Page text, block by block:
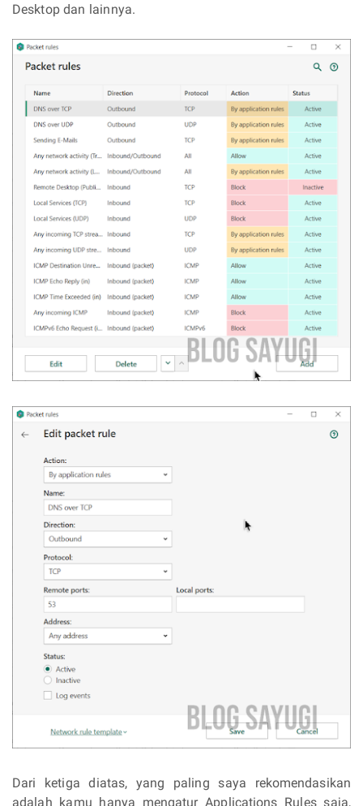
Desktop dan lainnya.
Dari ketiga diatas, yang paling saya rekomendasikan
adalah kamu hanya mengatur Applications Rules saja,